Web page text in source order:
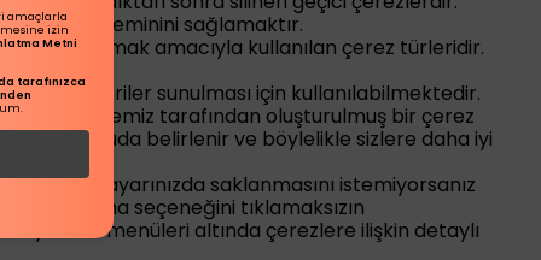
teminini sağlamaktır.
hizmet sunmak amacıyla kullanılan çerez türleridir.
özel öneriler sunulması için kullanılabilmektedir.
Sitemiz tarafından oluşturulmuş bir çerez
bu doğrultuda belirlenir ve böylelikle sizlere daha iyi
bilgisayarınızda saklanmasını istemiyorsanız
onaylama seçeneğini tıklamaksızın
yardım menüleri altında çerezlere ilişkin detaylı
amaçlarla
izin
Metni
tarafınızca